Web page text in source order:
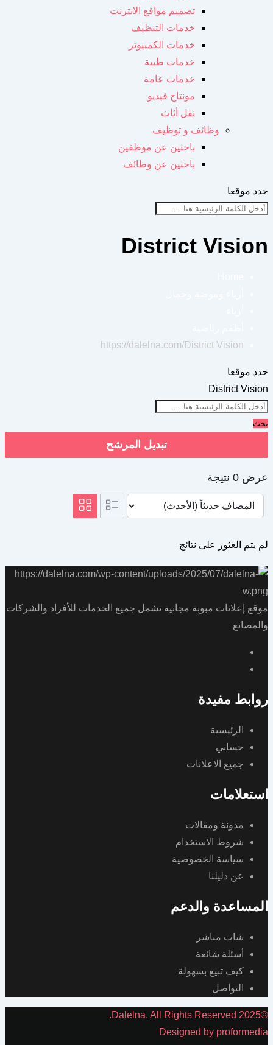
تصميم مواقع الانترنت
خدمات التنظيف
خدمات الكمبيوتر
خدمات طبية
خدمات عامة
مونتاج فيديو
نقل أثاث
وظائف و توظيف
باحثين عن موظفين
باحثين عن وظائف
حدد موقعا
District Vision
https://dalelna.com/District Vision
حدد موقعا
District Vision
بحث
تبديل المرشح
عرض 0 نتيجة
لم يتم العثور على نتائج
موقع إعلانات مبوبة مجانية تشمل جميع الخدمات للأفراد والشركات
والمصانع
روابط مفيدة
الرئيسية
حسابي
جميع الاعلانات
استعلامات
مدونة ومقالات
شروط الاستخدام
سياسة الخصوصية
عن دليلنا
المساعدة والدعم
شات مباشر
أسئلة شائعة
كيف تبيع بسهولة
التواصل
©2025 Dalelna. All Rights Reserved.
Designed by proformedia